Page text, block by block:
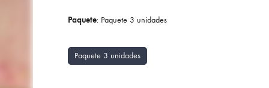
Paquete: Paquete 3 unidades
Paquete 3 unidades